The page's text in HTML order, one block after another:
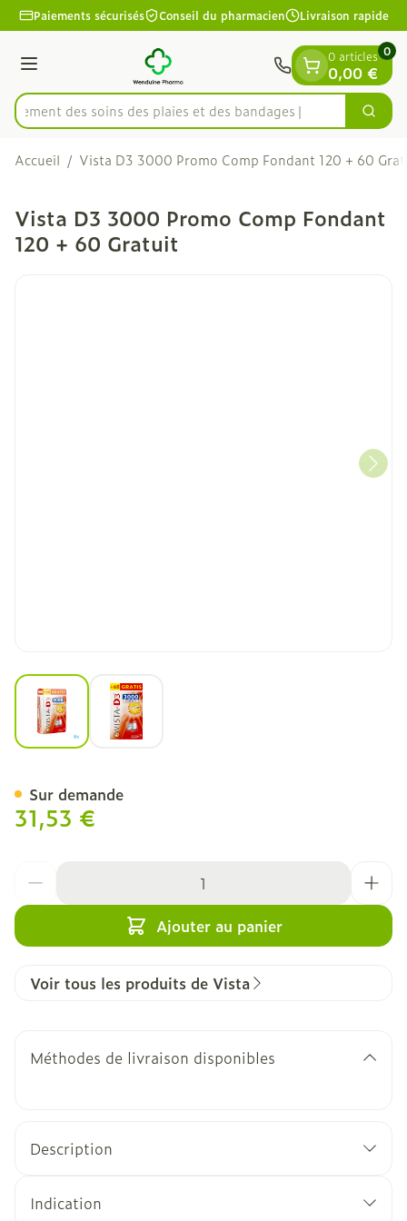
Aller au contenu
1 de 1
Paiements sécurisés Conseil du pharmacien Livraison rapide
Menu
Rechercherdes soins des plaies et des bandages
0 articles
0,00 €
0
Accueil / Vista D3 3000 Promo Comp Fondant 120 + 60
Vista D3 3000 Promo Comp Fondant
120 + 60 Gratuit
View larger imageView larger image
31,53 €
Ajouter au panier
Sur demande
Voir tous les produits de Vista
Méthodes de livraison disponibles
Description
Indication